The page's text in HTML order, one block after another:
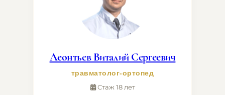
Леонтьев Виталий Сергеевич
травматолог-ортопед
Стаж 18 лет